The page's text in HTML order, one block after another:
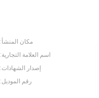
مكان المنشأ:
اسم العلامة التجارية:
إصدار الشهادات:
رقم الموديل: